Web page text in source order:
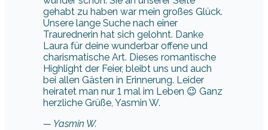
gehabt zu haben war mein großes Glück.
Unsere lange Suche nach einer
Traurednerin hat sich gelohnt. Danke
Laura für deine wunderbar offene und
charismatische Art. Dieses romantische
Highlight der Feier, bleibt uns und auch
bei allen Gästen in Erinnerung. Leider
heiratet man nur 1 mal im Leben 😉 Ganz
herzliche Grüße, Yasmin W.
— Yasmin W.